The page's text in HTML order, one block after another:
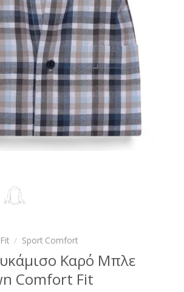
/ Sport Comfort
Καρό Μπλε
Comfort Fit